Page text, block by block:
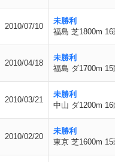
2010/07/10
未勝利
福島 芝1800m 16
2010/04/18
未勝利
福島 ダ1700m 15
2010/03/21
未勝利
中山 ダ1200m 16
2010/02/20
未勝利
東京 芝1600m 15